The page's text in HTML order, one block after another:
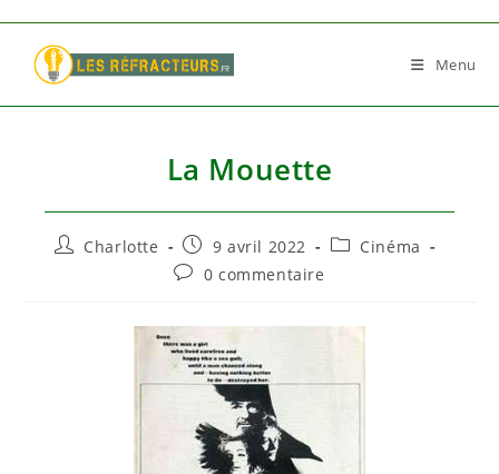
content
Menu
La Mouette
Auteur/autrice
Charlotte
Publication
publiée :
9 avril 2022
PostCinéma
Commentaires
0 commentaire